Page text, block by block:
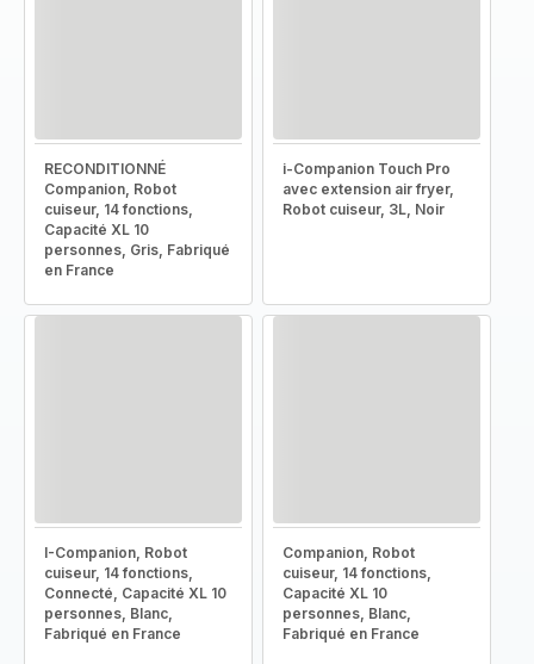
RECONDITIONNÉ
Companion, Robot
cuiseur, 14 fonctions,
Capacité XL 10
personnes, Gris, Fabriqué
en France
i-Companion Touch Pro
avec extension air fryer,
Robot cuiseur, 3L, Noir
I-Companion, Robot
cuiseur, 14 fonctions,
Connecté, Capacité XL 10
personnes, Blanc,
Fabriqué en France
Companion, Robot
cuiseur, 14 fonctions,
Capacité XL 10
personnes, Blanc,
Fabriqué en France